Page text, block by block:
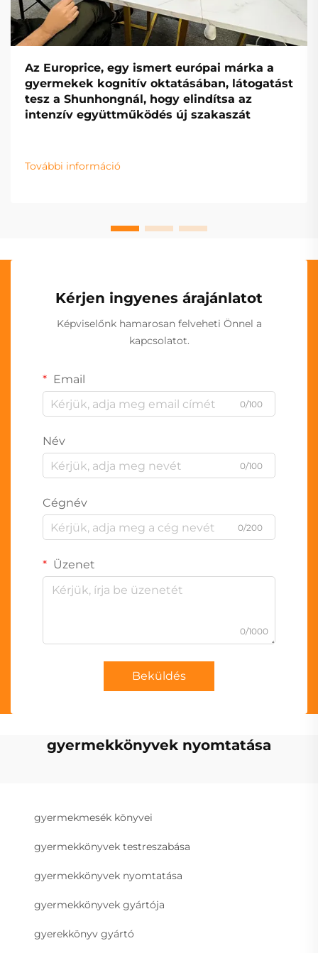
Az Europrice, egy ismert európai márka a
gyermekek kognitív oktatásában, látogatást
tesz a Shunhongnál, hogy elindítsa az
intenzív együttműködés új szakaszát
További információ
Kérjen ingyenes árajánlatot
Képviselőnk hamarosan felveheti Önnel a
kapcsolatot.
Email
0/100
Név
0/100
Cégnév
0/200
Üzenet
0/1000
Beküldés
gyermekkönyvek nyomtatása
gyermekmesék könyvei
gyermekkönyvek testreszabása
gyermekkönyvek nyomtatása
gyermekkönyvek gyártója
gyerekkönyv gyártó